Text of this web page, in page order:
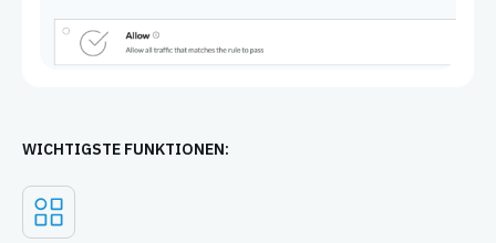
WICHTIGSTE FUNKTIONEN: